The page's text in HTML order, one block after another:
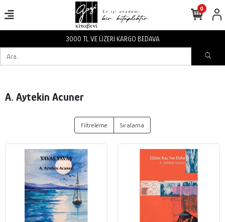
3000 TL VE ÜZERİ KARGO BEDAVA
0
A. Aytekin Acuner
Filtreleme Sıralama